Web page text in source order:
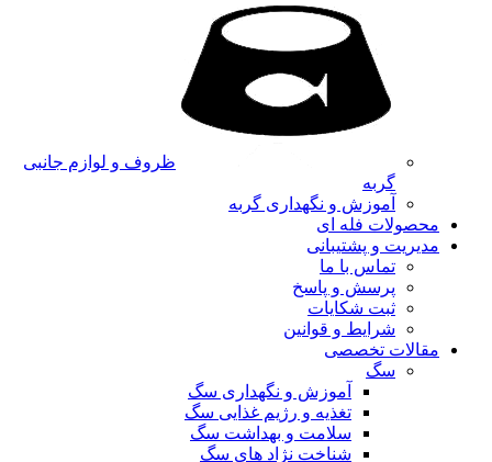
ظروف و لوازم جانبی
گربه
آموزش و نگهداری گربه
محصولات فله ای
مدیریت و پشتیبانی
تماس با ما
پرسش و پاسخ
ثبت شکایات
شرایط و قوانین
مقالات تخصصی
سگ
آموزش و نگهداری سگ
تغذیه و رژیم غذایی سگ
سلامت و بهداشت سگ
شناخت نژاد های سگ